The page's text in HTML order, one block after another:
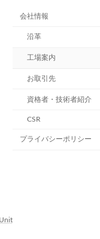
会社情報
沿革
工場案内
お取引先
資格者・技術者紹介
CSR
プライバシーポリシー